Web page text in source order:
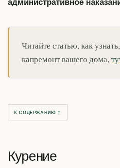
Читайте статью, как
капремонт вашего дома,
К СОДЕРЖАНИЮ ↑
Курение